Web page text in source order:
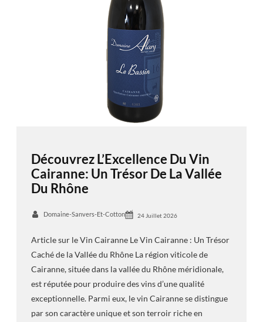
Découvrez L’Excellence Du Vin
Cairanne: Un Trésor De La Vallée
Du Rhône
Domaine-Sanvers-Et-Cotton 24 Juillet 2026
Article sur le Vin Cairanne Le Vin Cairanne : Un Trésor
Caché de la Vallée du Rhône La région viticole de
Cairanne, située dans la vallée du Rhône méridionale,
est réputée pour produire des vins d’une qualité
exceptionnelle. Parmi eux, le vin Cairanne se distingue
par son caractère unique et son terroir riche en